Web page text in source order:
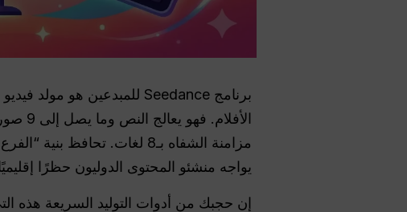
مزامنة الشفاه بـ8 لغات.
يواجه منشئو المحتوى الدوليون حظرًا
إن حجبك من أدوات التوليد السريعة هذه التي تستغرق 60 ثانية يضر بشكل